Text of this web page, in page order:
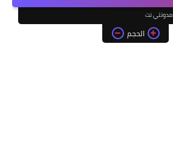
مدونتي نت
الحجم